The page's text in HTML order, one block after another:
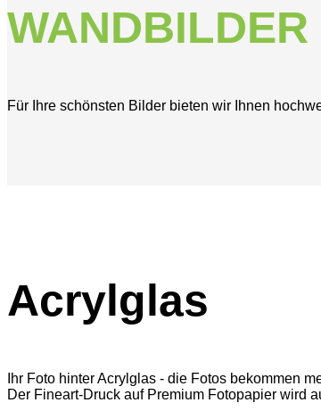
WANDBILDER
Für Ihre schönsten Bilder bieten wir Ihnen
Acrylglas
Ihr Foto hinter Acrylglas - die Fotos bekommen
Der Fineart-Druck auf Premium Fotopapier wird